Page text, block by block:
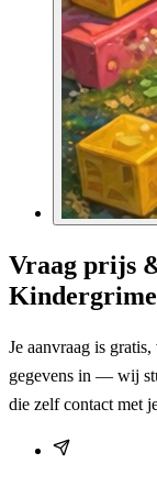
Vraag prijs
Je aanvraag is
gegevens in — wij
die zelf contact met